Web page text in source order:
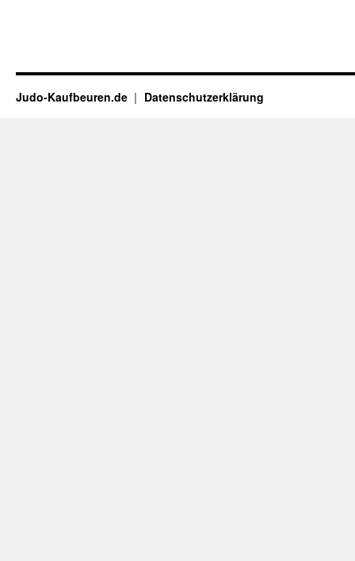
Judo-Kaufbeuren.de Datenschutzerklärung